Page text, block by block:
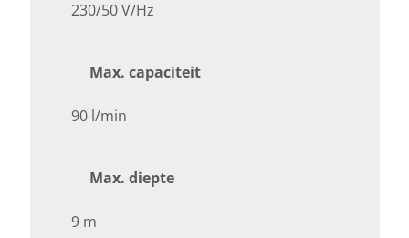
230/50 V/Hz
Max. capaciteit
90 l/min
Max. diepte
9 m